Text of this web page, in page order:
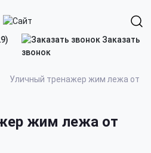
Заказать
звонок
Уличный тренажер жим лежа от
жим лежа от